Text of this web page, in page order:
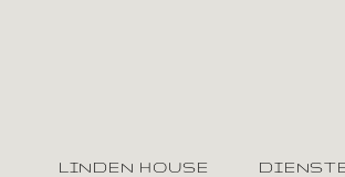
LINDEN HOUSE